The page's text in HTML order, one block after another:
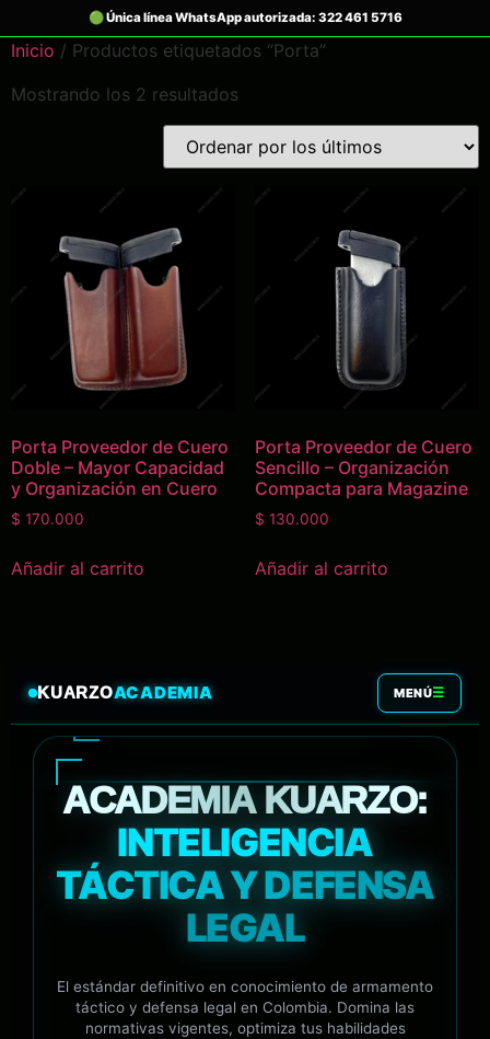
Inicio / Productos etiquetados “Porta”
Mostrando los 2 resultados
Porta Proveedor de Cuero
Doble – Mayor Capacidad
y Organización en Cuero
$ 170.000
Añadir al carrito
Porta Proveedor de Cuero
Sencillo – Organización
Compacta para Magazine
$ 130.000
Añadir al carrito
KUARZOACADEMIA MENÚ☰
ACADEMIA KUARZO:
INTELIGENCIA
TÁCTICA Y DEFENSA
LEGAL
El estándar definitivo en conocimiento de armamento
táctico y defensa legal en Colombia. Domina las
normativas vigentes, optimiza tus habilidades